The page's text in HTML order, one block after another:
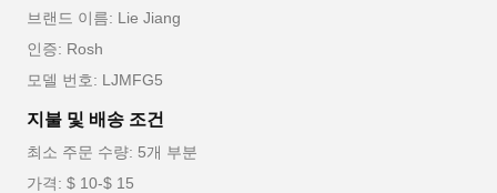
브랜드 이름: Lie Jiang
인증: Rosh
모델 번호: LJMFG5
지불 및 배송 조건
최소 주문 수량: 5개 부분
가격: $ 10-$ 15